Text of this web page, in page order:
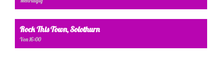
Rock This Town, Solothurn
Von 16:00